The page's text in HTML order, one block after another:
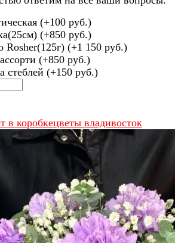
(+100 руб.)
(+850 руб.)
Rosher(125г) (+1 150 руб.)
(+850 руб.)
стеблей (+150 руб.)
в коробкецветы владивосток